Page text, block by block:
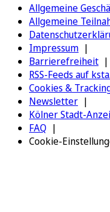
Allgemeine
Allgemeine
Impressum
Barrierefreiheit
RSS-Feeds auf
Cookies &
Newsletter
Kölner Stadt-
FAQ
Cookie-